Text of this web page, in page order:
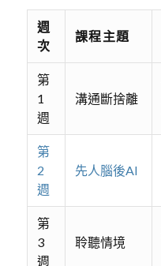
週
次
課程主題
第
1
週
溝通斷捨離
第
2
週
先人腦後AI
第
3
週
聆聽情境